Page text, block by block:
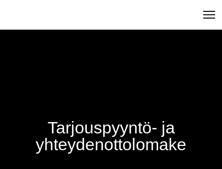
Tarjouspyyntö- ja
yhteydenottolomake